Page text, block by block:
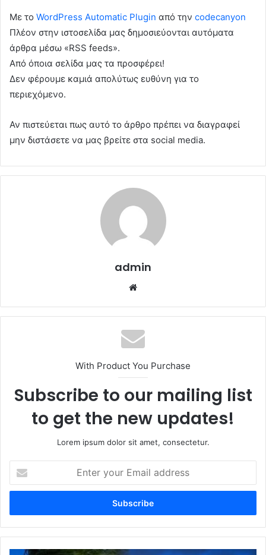
Με το WordPress Automatic Plugin από την codecanyon
Πλέον στην ιστοσελίδα μας δημοσιεύονται αυτόματα
άρθρα μέσω «RSS feeds».
Από όποια σελίδα μας τα προσφέρει!
Δεν φέρουμε καμιά απολύτως ευθύνη για το
περιεχόμενο.
Αν πιστεύεται πως αυτό το άρθρο πρέπει να διαγραφεί
μην διστάσετε να μας βρείτε στα social media.
admin
With Product You Purchase
Subscribe to our mailing list
to get the new updates!
Lorem ipsum dolor sit amet, consectetur.
your
Email